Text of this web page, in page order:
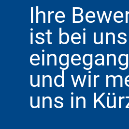
Ihre
ist bei uns
und wir
uns in